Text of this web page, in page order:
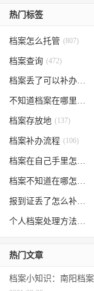
热门标签
档案怎么托管 (807)
档案查询 (472)
档案丢了可以补办吗
不知道档案在哪里
档案存放地 (137)
档案补办流程 (106)
档案在自己手里怎么办
档案不知道在哪怎么办
报到证丢了怎么补办
个人档案处理方法
热门文章
档案小知识：南阳档